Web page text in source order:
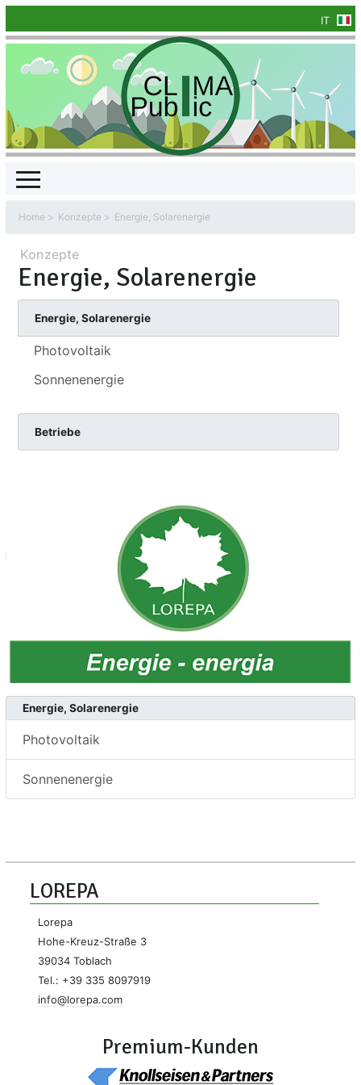
IT
Home Konzepte Energie, Solarenergie
Konzepte
Energie, Solarenergie
Energie, Solarenergie
Photovoltaik
Sonnenenergie
Betriebe
Energie, Solarenergie
Photovoltaik
Sonnenenergie
LOREPA
Lorepa
Hohe-Kreuz-Straße 3
39034 Toblach
Tel.: +39 335 8097919
info@lorepa.com
Premium-Kunden